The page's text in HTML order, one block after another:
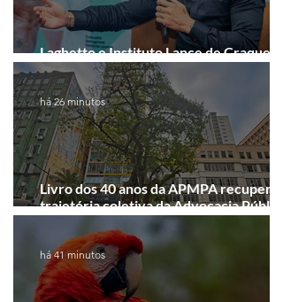
Laghetto e Instituto Lance de Craque
firmam parceria em Porto Alegre
Livro dos 40 anos da APMPA recupera a
trajetória coletiva da Advocacia Pública
há 26 minutos
há 41 minutos